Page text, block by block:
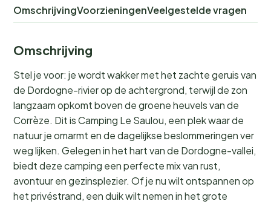
OmschrijvingVoorzieningenVeelgestelde vragen
Omschrijving
Stel je voor: je wordt wakker met het zachte geruis van
de Dordogne-rivier op de achtergrond, terwijl de zon
langzaam opkomt boven de groene heuvels van de
Corrèze. Dit is Camping Le Saulou, een plek waar de
natuur je omarmt en de dagelijkse beslommeringen ver
weg lijken. Gelegen in het hart van de Dordogne-vallei,
biedt deze camping een perfecte mix van rust,
avontuur en gezinsplezier. Of je nu wilt ontspannen op
het privéstrand, een duik wilt nemen in het grote